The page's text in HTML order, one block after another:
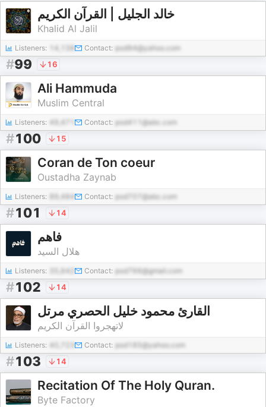
خالد الجليل | القرآن الكريم
Khalid Al Jalil
Listeners: Contact: pod94@yahoo.com
#99 16
Ali Hammuda
Muslim Central
Listeners: 49,471 Contact: pod411@abc.com
#100 15
Coran de Ton coeur
Oustadha Zaynab
Listeners: 89,484 Contact: pod707@abc.com
#101 14
فاهم
هلال السيد
Listeners: 35,642 Contact: pod766@gmail.com
#102 14
القارئ محمود خليل الحصري مرتل
لاتهجروا القرآن الكريم
Listeners: 40,723 Contact: pod185@yahoo.com
#103 14
Recitation Of The Holy Quran.
Byte Factory